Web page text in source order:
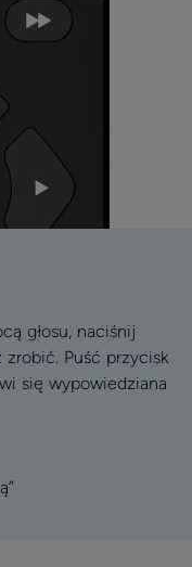
głosu, naciśnij
Puść przycisk
się wypowiedziana